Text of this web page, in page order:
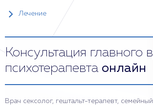
Лечение
Консультация главного
психотерапевта онлайн
Врач сексолог, гештальт-терапевт,